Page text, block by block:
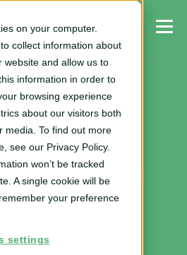
on your computer.
collect information about
website and allow us to
information in order to
browsing experience
about our visitors both
media. To find out more
see our Privacy Policy.
won’t be tracked
A single cookie will be
your preference
settings
Growth
Blog
necesarios sobre la
su optimización y la